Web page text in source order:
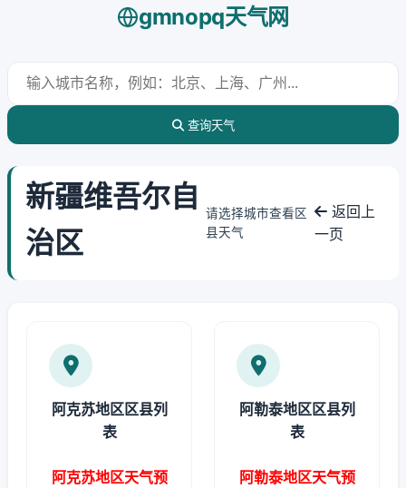
gmnopq天气网
查询天气
新疆维吾尔自
治区
请选择城市查看区
县天气
返回上
一页
阿克苏地区区县列
表
阿克苏地区天气预
阿勒泰地区区县列
表
阿勒泰地区天气预